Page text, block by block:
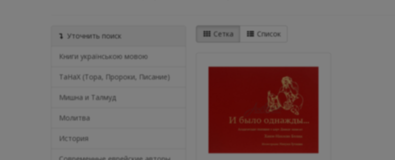
Уточнить поиск
Книги українською мовою
ТаНаХ (Тора, Пророки, Писание)
Мишна и Талмуд
Молитва
История
Сетка Список